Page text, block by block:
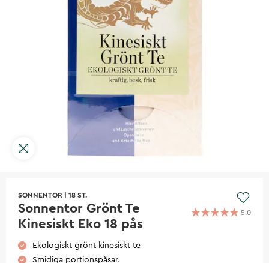
SONNENTOR 18 ST.
Sonnentor Grönt Te
Kinesiskt Eko 18 pås
5.0
Ekologiskt grönt kinesiskt te
Smidiga portionspåsar.